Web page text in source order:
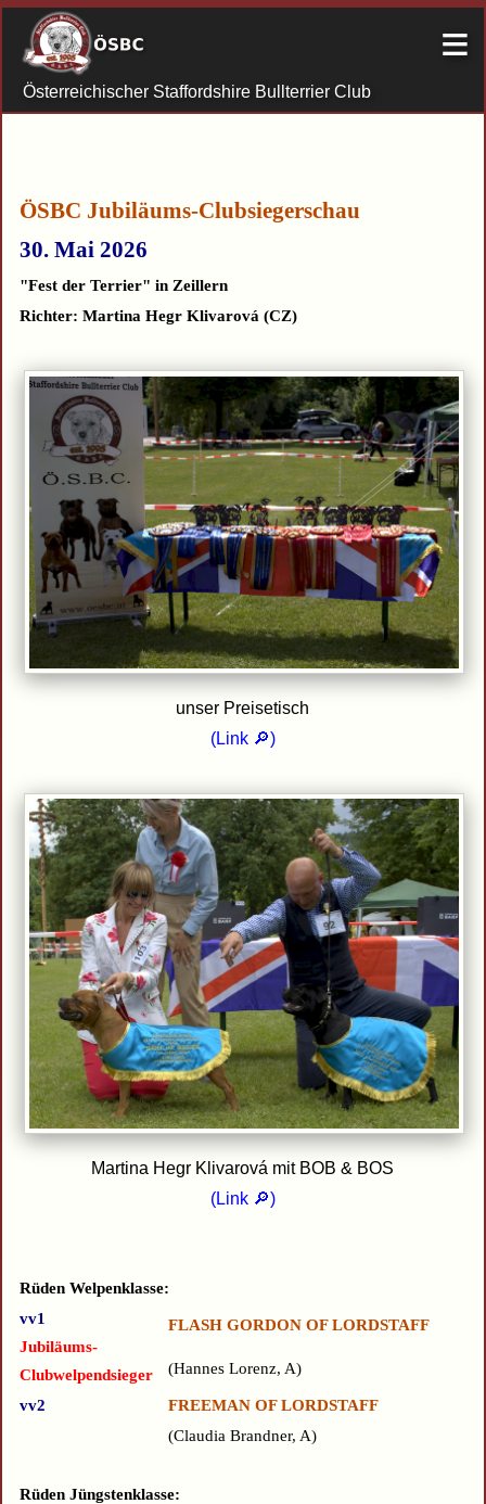
Österreichischer Staffordshire Bullterrier Club
≡
ÖSBC Jubiläums-Clubsiegerschau
30. Mai 2026
"Fest der Terrier" in Zeillern
Richter: Martina Hegr Klivarová (CZ)
unser Preisetisch
(Link 🔎)
Martina Hegr Klivarová mit BOB & BOS
(Link 🔎)
Rüden Welpenklasse:
vv1
Jubiläums-
Clubwelpendsieger
FLASH GORDON OF LORDSTAFF
Hannes Lorenz, A
vv2
FREEMAN OF LORDSTAFF
Claudia Brandner, A
Rüden Jüngstenklasse: